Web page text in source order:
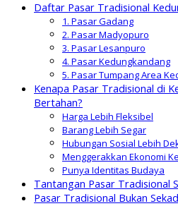
Daftar Pasar Tradisional
1. Pasar Gadang
2. Pasar Madyopuro
3. Pasar Lesanpuro
4. Pasar Kedungkandang
5. Pasar Tumpang Area
Kenapa Pasar Tradisional di
Bertahan?
Harga Lebih Fleksibel
Barang Lebih Segar
Hubungan Sosial Lebih
Menggerakkan Ekonomi
Punya Identitas Budaya
Tantangan Pasar Tradisional
Pasar Tradisional Bukan